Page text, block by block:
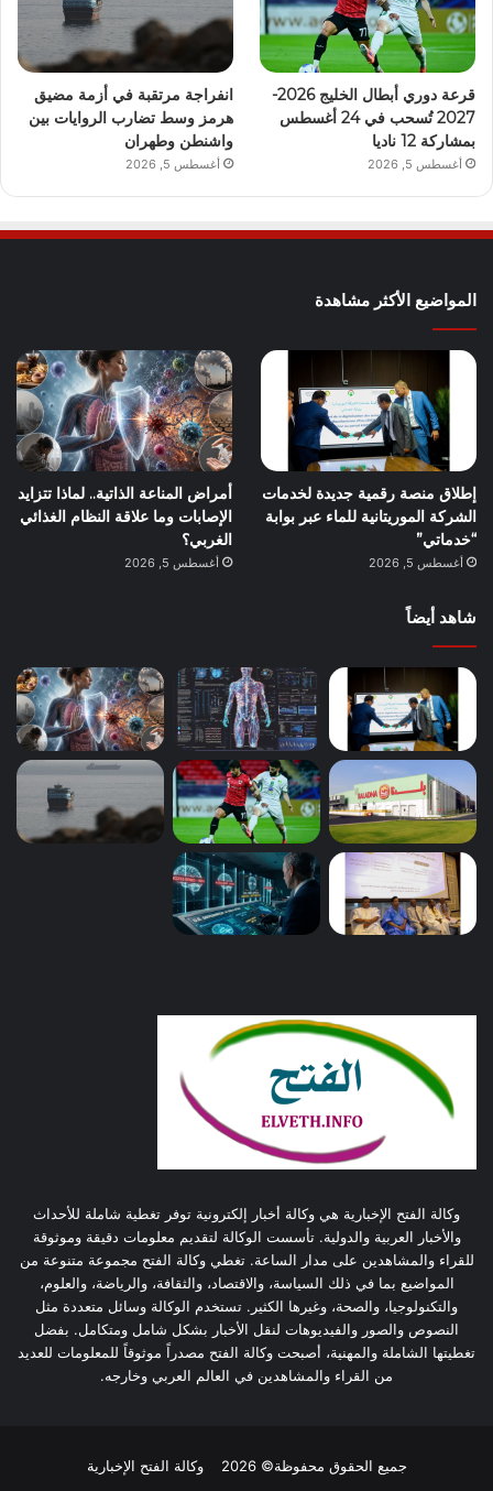
قرعة دوري أبطال الخليج 2026-
2027 تُسحب في 24 أغسطس
بمشاركة 12 ناديا
أغسطس 5, 2026
انفراجة مرتقبة في أزمة مضيق
هرمز وسط تضارب الروايات بين
واشنطن وطهران
أغسطس 5, 2026
المواضيع الأكثر مشاهدة
إطلاق منصة رقمية جديدة لخدمات
الشركة الموريتانية للماء عبر بوابة
“خدماتي”
أغسطس 5, 2026
أمراض المناعة الذاتية.. لماذا تتزايد
الإصابات وما علاقة النظام الغذائي
الغربي؟
أغسطس 5, 2026
شاهد أيضاً
وكالة الفتح الإخبارية هي وكالة أخبار إلكترونية توفر تغطية شاملة للأحداث
والأخبار العربية والدولية. تأسست الوكالة لتقديم معلومات دقيقة وموثوقة
للقراء والمشاهدين على مدار الساعة. تغطي وكالة الفتح مجموعة متنوعة من
المواضيع بما في ذلك السياسة، والاقتصاد، والثقافة، والرياضة، والعلوم،
والتكنولوجيا، والصحة، وغيرها الكثير. تستخدم الوكالة وسائل متعددة مثل
النصوص والصور والفيديوهات لنقل الأخبار بشكل شامل ومتكامل. بفضل
تغطيتها الشاملة والمهنية، أصبحت وكالة الفتح مصدراً موثوقاً للمعلومات للعديد
من القراء والمشاهدين في العالم العربي وخارجه.
جميع الحقوق محفوظة© 2026 وكالة الفتح الإخبارية